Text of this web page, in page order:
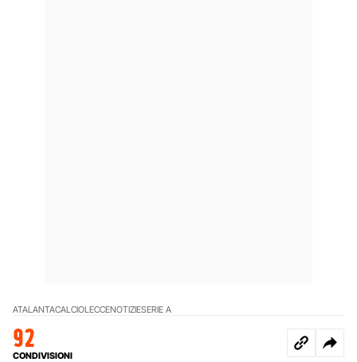
ATALANTACALCIOLECCENOTIZIESERIE A
92
CONDIVISIONI